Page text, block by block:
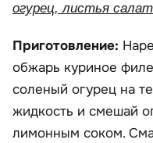
огурец, листья
Приготовление:
обжарь куриное
соленый огурец на
жидкость и смешай
лимонным соком.